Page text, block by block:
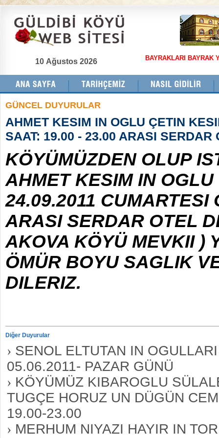
10 Ağustos 2026 BAYRAKLARI BAYRAK
GÜNCEL DUYURULAR
AHMET KESIM IN OGLU ÇETIN
SAAT: 19.00 - 23.00 ARASI SERDAR
KÖYÜMÜZDEN OLUP
AHMET KESIM IN OGLU
24.09.2011 CUMARTESI
ARASI SERDAR OTEL
AKOVA KÖYÜ MEVKII )
ÖMÜR BOYU SAGLIK
DILERIZ.
Diğer Duyurular
› SENOL ELTUTAN IN
05.06.2011- PAZAR GÜNÜ
› KÖYÜMÜZ KIBAROGLU
TUGÇE HORUZ UN DÜGÜN
19.00-23.00
› MERHUM NIYAZI HAYIR IN